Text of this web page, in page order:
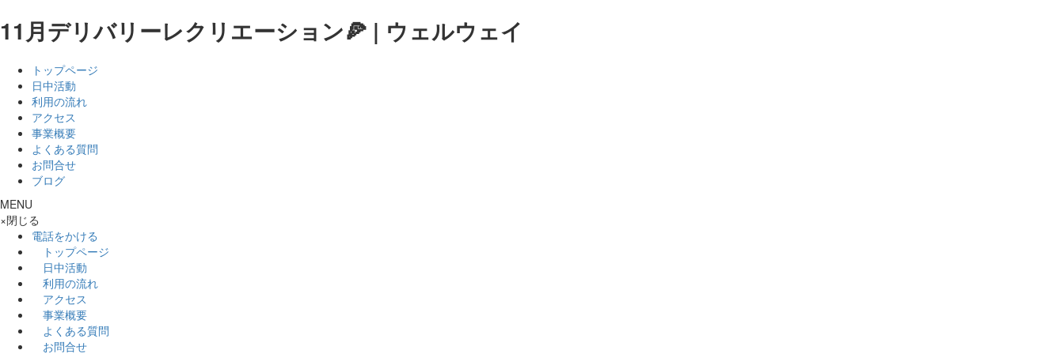
11月デリバリーレクリエーション🍕 | ウェルウェイ
トップページ
日中活動
利用の流れ
アクセス
事業概要
よくある質問
お問合せ
ブログ
MENU
×閉じる
電話をかける
トップページ
日中活動
利用の流れ
アクセス
事業概要
よくある質問
お問合せ